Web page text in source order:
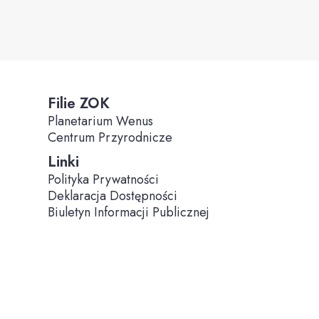
Filie ZOK
Planetarium Wenus
Centrum Przyrodnicze
Linki
Polityka Prywatności
Deklaracja Dostępności
Biuletyn Informacji Publicznej